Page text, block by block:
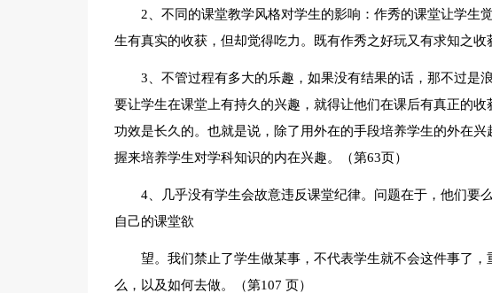
2、不同的课堂教学风格对学生的影响：作秀的课堂让学生
生有真实的收获，但却觉得吃力。既有作秀之好玩又有求知之收
3、不管过程有多大的乐趣，如果没有结果的话，那不过是
要让学生在课堂上有持久的兴趣，就得让他们在课后有真正的
功效是长久的。也就是说，除了用外在的手段培养学生的外在
握来培养学生对学科知识的内在兴趣。（第63页）
4、几乎没有学生会故意违反课堂纪律。问题在于，他们要
自己的课堂欲
望。我们禁止了学生做某事，不代表学生就不会这件事了
么，以及如何去做。（第107 页）